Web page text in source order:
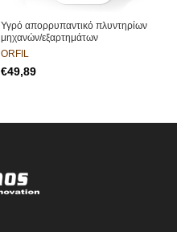
Υγρό απορρυπαντικό πλυντηρίων
μηχανών/εξαρτημάτων
ORFIL
€